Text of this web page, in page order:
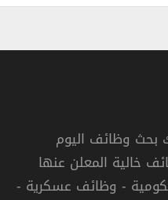
بحث وظائف اليوم
خالية المعلن عنها
- وظائف عسكرية -